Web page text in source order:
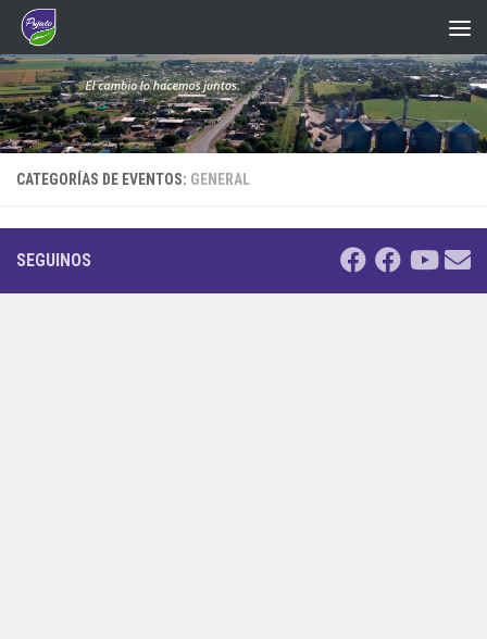
Saltar al contenido
CATEGORÍAS DE EVENTOS: GENERAL
SEGUINOS